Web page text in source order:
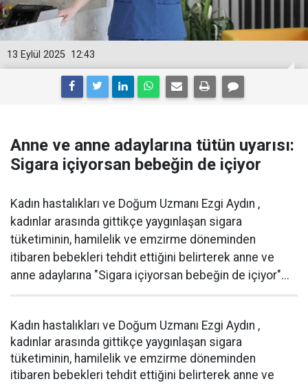
12:43
13 Eylül 2025
Anne ve anne adaylarına tütün uyarısı:
Sigara içiyorsan bebeğin de içiyor
Kadın hastalıkları ve Doğum Uzmanı Ezgi Aydın ,
kadınlar arasında gittikçe yaygınlaşan sigara
tüketiminin, hamilelik ve emzirme döneminden
itibaren bebekleri tehdit ettiğini belirterek anne ve
anne adaylarına "Sigara içiyorsan bebeğin de içiyor"...
Kadın hastalıkları ve Doğum Uzmanı Ezgi Aydın ,
kadınlar arasında gittikçe yaygınlaşan sigara
tüketiminin, hamilelik ve emzirme döneminden
itibaren bebekleri tehdit ettiğini belirterek anne ve